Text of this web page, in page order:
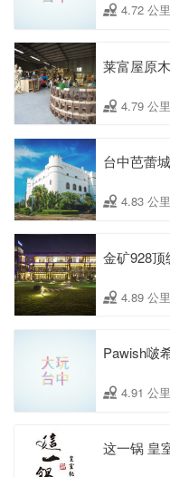
4.72 公里
莱富屋原
4.79 公里
台中芭蕾
4.83 公里
金矿928
4.89 公里
Pawish啵
4.91 公里
这一锅 皇